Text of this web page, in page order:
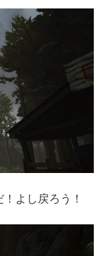
よし戻ろう！